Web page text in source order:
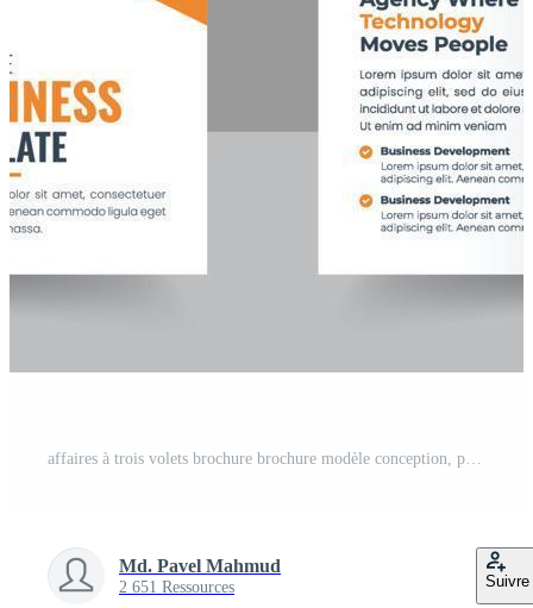
affaires à trois volets brochure brochure modèle conception, professionnel affaires Trois plier prospectus modèle, abstrait à trois volets brochure modèle, création affaires carré à trois volets brochure modèle conception Vecteur Pro
Md. Pavel Mahmud
2 651 Ressources Suivre